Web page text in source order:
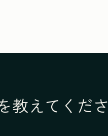
教えてくださ